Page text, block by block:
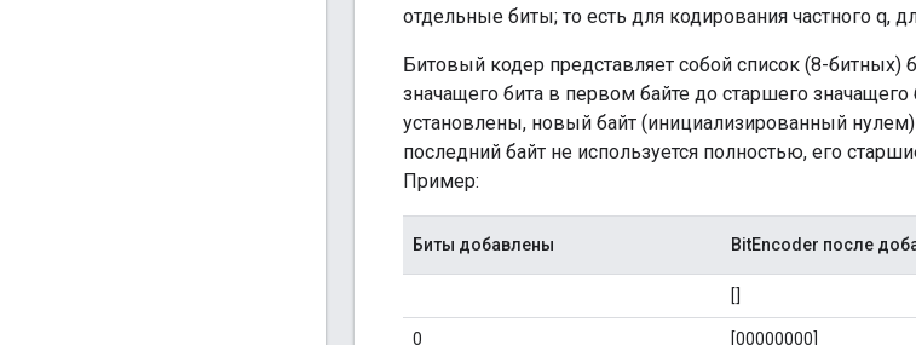
отдельные биты; то есть для кодирования частного q,
Битовый кодер представляет собой список (8-
значащего бита в первом байте до старшего
установлены, новый байт (инициализированный
последний байт не используется полностью, его
Пример:
Биты добавлены BitEncoder после
[]
0 [00000000]